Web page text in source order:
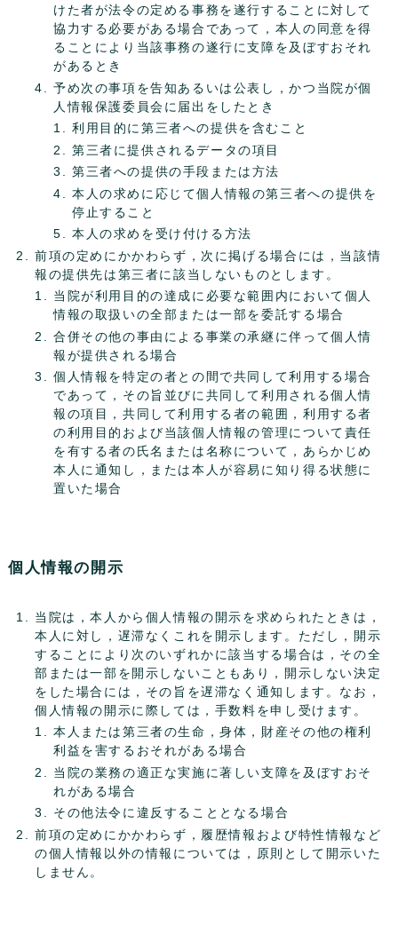
けた者が法令の定める事務を遂行することに対して
協力する必要がある場合であって，本人の同意を得
ることにより当該事務の遂行に支障を及ぼすおそれ
があるとき
予め次の事項を告知あるいは公表し，かつ当院が個
人情報保護委員会に届出をしたとき
利用目的に第三者への提供を含むこと
第三者に提供されるデータの項目
第三者への提供の手段または方法
本人の求めに応じて個人情報の第三者への提供を
停止すること
本人の求めを受け付ける方法
前項の定めにかかわらず，次に掲げる場合には，当該情
報の提供先は第三者に該当しないものとします。
当院が利用目的の達成に必要な範囲内において個人
情報の取扱いの全部または一部を委託する場合
合併その他の事由による事業の承継に伴って個人情
報が提供される場合
個人情報を特定の者との間で共同して利用する場合
であって，その旨並びに共同して利用される個人情
報の項目，共同して利用する者の範囲，利用する者
の利用目的および当該個人情報の管理について責任
を有する者の氏名または名称について，あらかじめ
本人に通知し，または本人が容易に知り得る状態に
置いた場合
個人情報の開示
当院は，本人から個人情報の開示を求められたときは，
本人に対し，遅滞なくこれを開示します。ただし，開示
することにより次のいずれかに該当する場合は，その全
部または一部を開示しないこともあり，開示しない決定
をした場合には，その旨を遅滞なく通知します。なお，
個人情報の開示に際しては，手数料を申し受けます。
本人または第三者の生命，身体，財産その他の権利
利益を害するおそれがある場合
当院の業務の適正な実施に著しい支障を及ぼすおそ
れがある場合
その他法令に違反することとなる場合
前項の定めにかかわらず，履歴情報および特性情報など
の個人情報以外の情報については，原則として開示いた
しません。